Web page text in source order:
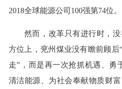
2018全球能源公司100强第74位。
然而，改革只有进行时，
方位上，兖州煤业没有瞻前顾后
走”，而是再一次抢抓机遇、勇
清洁能源、为社会奉献物质财富